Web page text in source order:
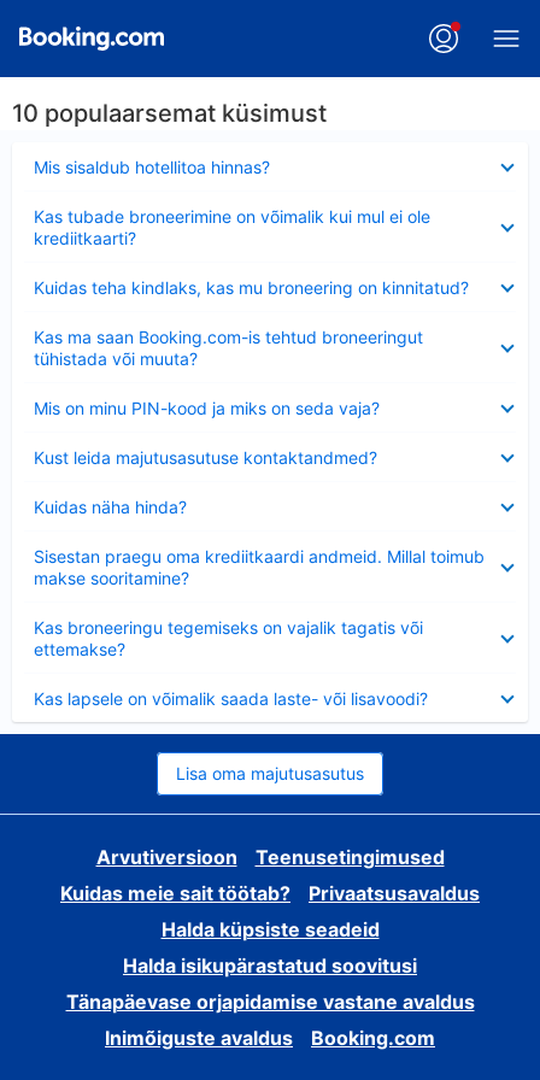
10 populaarsemat küsimust
Mis sisaldub hotellitoa hinnas?
Kas tubade broneerimine on võimalik kui mul ei ole
krediitkaarti?
Kuidas teha kindlaks, kas mu broneering on kinnitatud?
Kas ma saan Booking.com-is tehtud broneeringut
tühistada või muuta?
Mis on minu PIN-kood ja miks on seda vaja?
Kust leida majutusasutuse kontaktandmed?
Kuidas näha hinda?
Sisestan praegu oma krediitkaardi andmeid. Millal toimub
makse sooritamine?
Kas broneeringu tegemiseks on vajalik tagatis või
ettemakse?
Kas lapsele on võimalik saada laste- või lisavoodi?
Lisa oma majutusasutus
Arvutiversioon
Teenusetingimused
Kuidas meie sait töötab?
Privaatsusavaldus
Halda küpsiste seadeid
Halda isikupärastatud soovitusi
Tänapäevase orjapidamise vastane avaldus
Inimõiguste avaldus
Booking.com